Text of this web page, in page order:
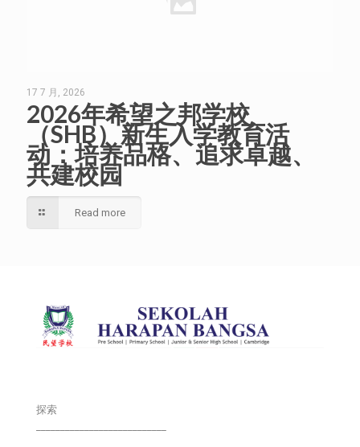
17 7 月, 2026
2026年希望之邦学校
（SHB）新生入学教育活
动：培养品格、追求卓越、
共建校园
Read more
探索